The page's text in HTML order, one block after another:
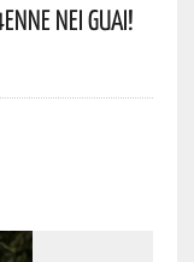
Nei Guai!